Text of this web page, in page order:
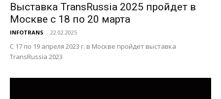
Выставка TransRussia 2025 пройдет в
Москве с 18 по 20 марта
INFOTRANS - 22.02.2025
С 17 по 19 апреля 2023 г. в Москве пройдет выставка
TransRussia 2023